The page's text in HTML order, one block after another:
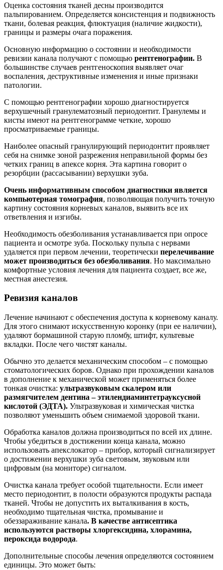
Оценка состояния тканей десны производится
пальпированием. Определяется консистенция и подвижность
ткани, болевая реакция, флюктуация (наличие жидкости),
границы и размеры очага поражения.
Основную информацию о состоянии и необходимости
ревизии канала получают с помощью рентгенографии. В
большинстве случаев рентгеноскопия выявляет очаг
воспаления, деструктивные изменения и иные признаки
патологии.
С помощью рентгенографии хорошо диагностируется
верхушечный гранулематозный периодонтит. Гранулемы и
кисты имеют на рентгенограмме четкие, хорошо
просматриваемые границы.
Наиболее опасный гранулирующий периодонтит проявляет
себя на снимке зоной разрежения неправильной формы без
четких границ в апексе корня. Эта картина говорит о
резорбции (рассасывании) верхушки зуба.
Очень информативным способом диагностики является
компьютерная томография, позволяющая получить точную
картину состояния корневых каналов, выявить все их
ответвления и изгибы.
Необходимость обезболивания устанавливается при опросе
пациента и осмотре зуба. Поскольку пульпа с нервами
удаляется при первом лечении, теоретически перелечивание
может производиться без обезболивания. Но максимально
комфортные условия лечения для пациента создает, все же,
местная анестезия.
Ревизия каналов
Лечение начинают с обеспечения доступа к корневому каналу.
Для этого снимают искусственную коронку (при ее наличии),
удаляют бормашиной старую пломбу, штифт, культевые
вкладки. После чего чистят каналы.
Обычно это делается механическим способом – с помощью
стоматологических боров. Однако при прохождении каналов
в дополнение к механической может применяться более
тонкая очистка: ультразвуковым скалером или
размягчителем дентина – этилендиаминтетрауксусной
кислотой (ЭДТА). Ультразвуковая и химическая чистка
позволяют уменьшить объем снимаемой здоровой ткани.
Обработка каналов должна производиться по всей их длине.
Чтобы убедиться в достижении конца канала, можно
использовать апекслокатор – прибор, который сигнализирует
о достижении верхушки зуба световым, звуковым или
цифровым (на мониторе) сигналом.
Очистка канала требует особой тщательности. Если имеет
место периодонтит, в полости образуются продукты распада
тканей. Чтобы не допустить их выталкивания в кость,
необходимо тщательная чистка, промывание и
обеззараживание канала. В качестве антисептика
используются растворы хлоргексидина, хлорамина,
пероксида водорода.
Дополнительные способы лечения определяются состоянием
единицы. Это может быть: